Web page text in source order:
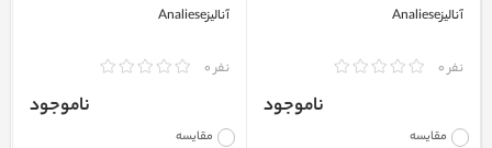
آنالیزAnaliese
نفر 0
مقایسه
ناموجود
آنالیزAnaliese
نفر 0
مقایسه
ناموجود